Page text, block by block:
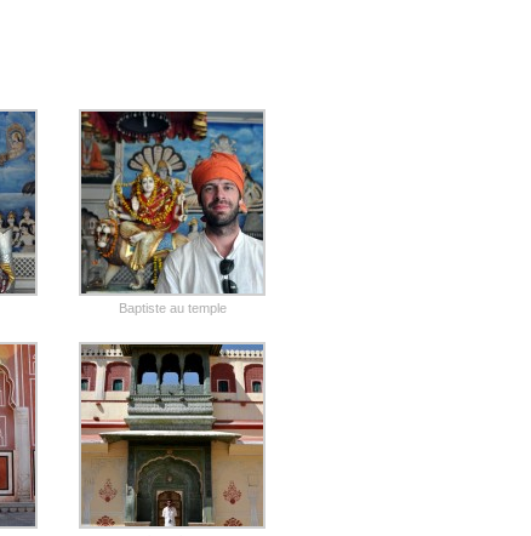
Baptiste au temple